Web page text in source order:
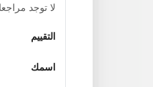
لا توجد
التقييم
اسمك